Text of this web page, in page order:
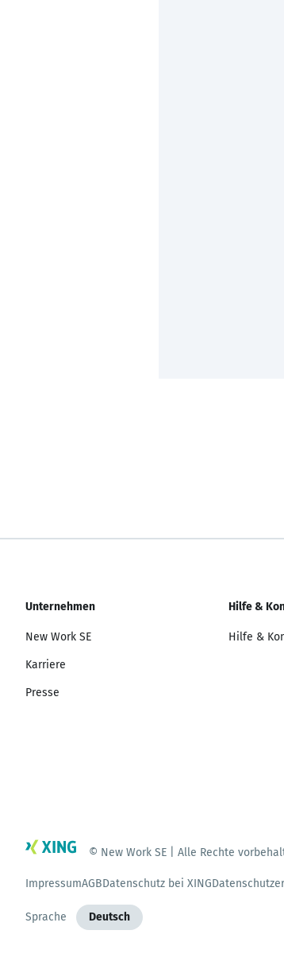
Unternehmen
New Work SE
Karriere
Presse
Hilfe &
Hilfe &
© New Work SE | Alle Rechte
ImpressumAGBDatenschutz bei XING
Sprache Deutsch